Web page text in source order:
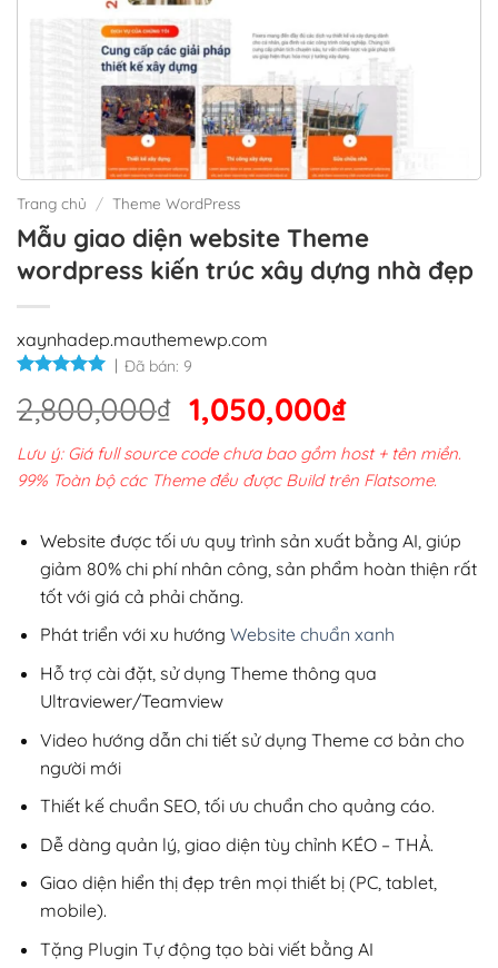
Trang chủ / Theme WordPress
Mẫu giao diện website Theme
wordpress kiến trúc xây dựng nhà đẹp
xaynhadep.mauthemewp.com
Đã bán: 9
2,800,000₫ Giá
gốc
là:
2,800,000₫.
1,050,000₫Giá
hiện
tại
Lưu ý: Giá full source code chưa bao gồm host + tên miền.
99% Toàn bộ các Theme đều được Build trên Flatsome.
Website được tối ưu quy trình sản xuất bằng AI, giúp
giảm 80% chi phí nhân công, sản phẩm hoàn thiện rất
tốt với giá cả phải chăng.
Phát triển với xu hướng Website chuẩn xanh
Hỗ trợ cài đặt, sử dụng Theme thông qua
Ultraviewer/Teamview
Video hướng dẫn chi tiết sử dụng Theme cơ bản cho
người mới
Thiết kế chuẩn SEO, tối ưu chuẩn cho quảng cáo.
Dễ dàng quản lý, giao diện tùy chỉnh KÉO – THẢ.
Giao diện hiển thị đẹp trên mọi thiết bị (PC, tablet,
mobile).
Tặng Plugin Tự động tạo bài viết bằng AI